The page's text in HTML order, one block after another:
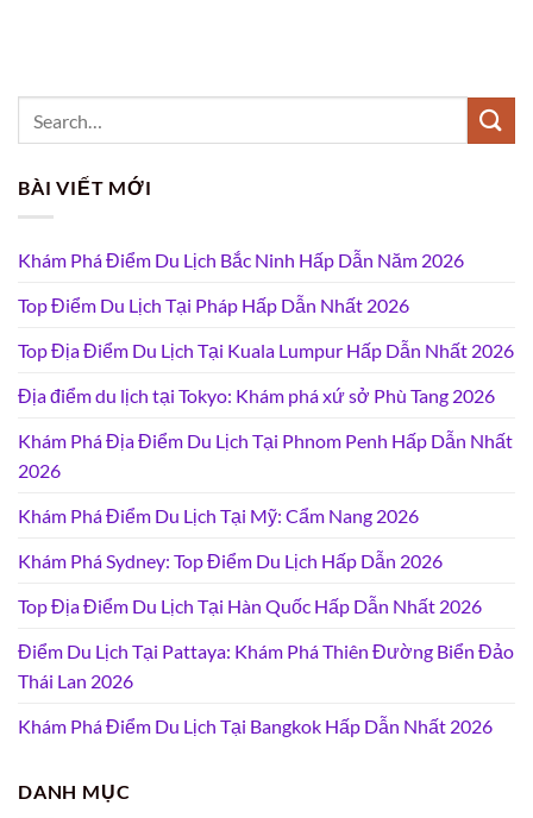
BÀI VIẾT MỚI
Khám Phá Điểm Du Lịch Bắc Ninh Hấp Dẫn Năm 2026
Top Điểm Du Lịch Tại Pháp Hấp Dẫn Nhất 2026
Top Địa Điểm Du Lịch Tại Kuala Lumpur Hấp Dẫn Nhất 2026
Địa điểm du lịch tại Tokyo: Khám phá xứ sở Phù Tang 2026
Khám Phá Địa Điểm Du Lịch Tại Phnom Penh Hấp Dẫn Nhất
2026
Khám Phá Điểm Du Lịch Tại Mỹ: Cẩm Nang 2026
Khám Phá Sydney: Top Điểm Du Lịch Hấp Dẫn 2026
Top Địa Điểm Du Lịch Tại Hàn Quốc Hấp Dẫn Nhất 2026
Điểm Du Lịch Tại Pattaya: Khám Phá Thiên Đường Biển Đảo
Thái Lan 2026
Khám Phá Điểm Du Lịch Tại Bangkok Hấp Dẫn Nhất 2026
DANH MỤC